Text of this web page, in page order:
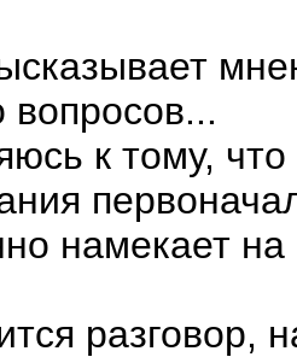
вопросов...
к тому,
намекает
разговор,